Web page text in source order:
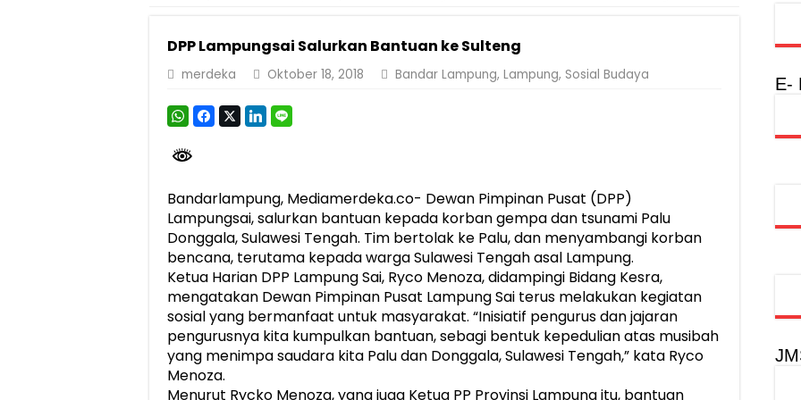
Dirut Jasa Raharja Dampingi Wamenhub Tinjau Penanganan Korban KM Mutiara Sentosa II di RS PHC
Pastikan Pelayanan Maksimal, Direksi Jasa Raharja Tinjau Korban Kebakaran KM Mutiara Sentosa II
Dirut Jasa Raharja Dampingi Wamenhub Tinjau Penanganan Korban KM Mutiara Sentosa II di RS PHC Surabaya
Purnama Wulan Sari Mirza Buka SiSeSa Roadshow Lampung 2026, Dorong Kolaborasi Industri Kreatif dan
DPP Lampungsai Salurkan Bantuan ke Sulteng
merdeka Oktober 18, 2018 Bandar Lampung, Lampung, Sosial Budaya
Bandarlampung, Mediamerdeka.co- Dewan Pimpinan Pusat (DPP)
Lampungsai, salurkan bantuan kepada korban gempa dan tsunami Palu
Donggala, Sulawesi Tengah. Tim bertolak ke Palu, dan menyambangi korban
bencana, terutama kepada warga Sulawesi Tengah asal Lampung.
Ketua Harian DPP Lampung Sai, Ryco Menoza, didampingi Bidang Kesra,
mengatakan Dewan Pimpinan Pusat Lampung Sai terus melakukan kegiatan
sosial yang bermanfaat untuk masyarakat. “Inisiatif pengurus dan jajaran
pengurusnya kita kumpulkan bantuan, sebagi bentuk kepedulian atas musibah
yang menimpa saudara kita Palu dan Donggala, Sulawesi Tengah,” kata Ryco
Menoza.
Menurut Rycko Menoza, yang juga Ketua PP Provinsi Lampung itu, bantuan
E-